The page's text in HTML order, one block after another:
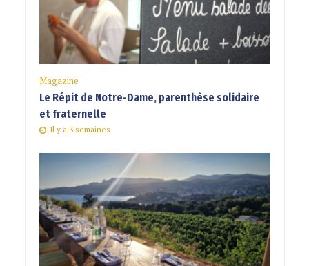
Magazine
Le Répit de Notre-Dame, parenthèse solidaire
et fraternelle
Il y a 3 semaines